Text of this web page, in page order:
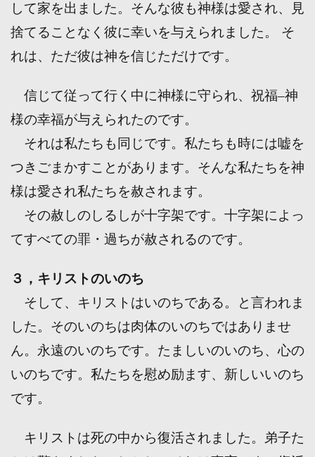
して家を出ました。そんな彼も神様は愛され、見
捨てることなく彼に幸いを与えられました。 そ
れは、ただ彼は神を信じただけです。
信じて従って行く中に神様に守られ、祝福‒神
様の幸福が与えられたのです。
それは私たちも同じです。私たちも時には嘘を
つきごまかすことがあります。そんな私たちを神
様は愛され私たちを赦されます。
その赦しのしるしが十字架です。十字架によっ
てすべての罪・過ちが赦されるのです。
３，キリストのいのち
そして、キリストはいのちである。と言われま
した。そのいのちは肉体のいのちではありませ
ん。永遠のいのちです。たましいのいのち、心の
いのちです。私たちを慰め励ます、新しいいのち
です。
キリストは死の中から復活されました。弟子た